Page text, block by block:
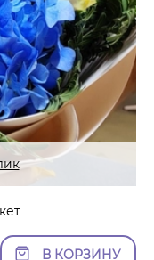
В КОРЗИНУ